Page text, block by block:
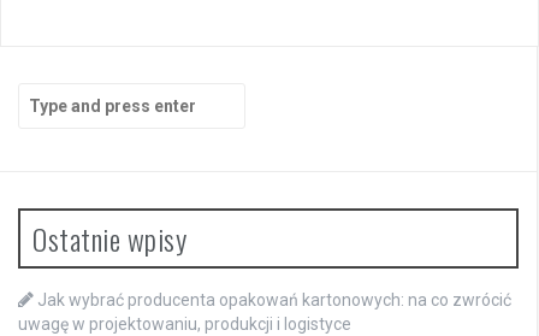
for:
Ostatnie wpisy
Jak wybrać producenta opakowań kartonowych: na co zwrócić
uwagę w projektowaniu, produkcji i logistyce